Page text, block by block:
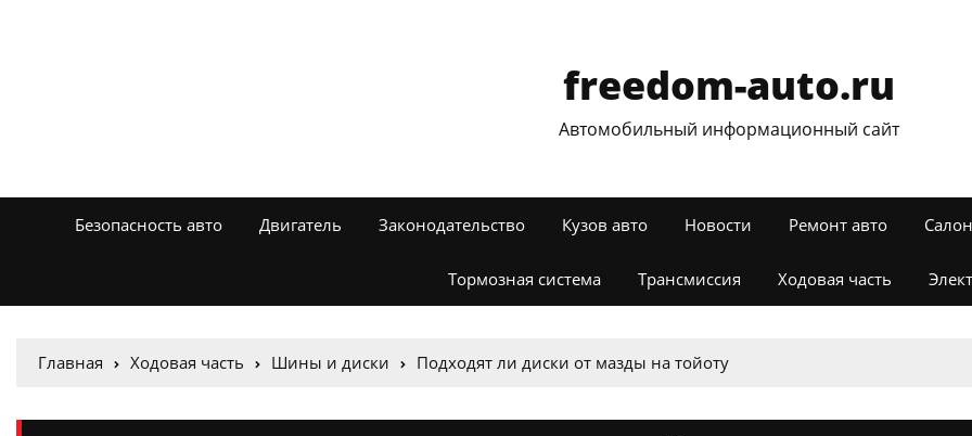
freedom-auto.ru
Автомобильный информационный сайт
Безопасность авто Двигатель Законодательство Кузов авто Новости Ремонт авто
Тормозная система Трансмиссия Ходовая часть
Главная Ходовая часть Шины и диски Подходят ли диски от мазды на тойоту